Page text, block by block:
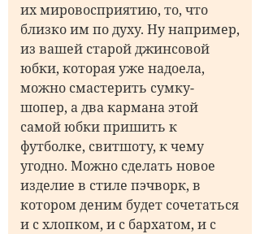
их мировосприятию, то, что
близко им по духу. Ну например,
из вашей старой джинсовой
юбки, которая уже надоела,
можно смастерить сумку-
шопер, а два кармана этой
самой юбки пришить к
футболке, свитшоту, к чему
угодно. Можно сделать новое
изделие в стиле пэчворк, в
котором деним будет сочетаться
и с хлопком, и с бархатом, и с